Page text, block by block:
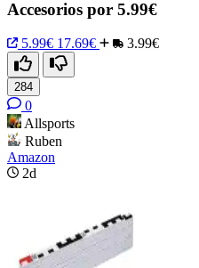
Accesorios por 5.99€
5.99€ 17.69€ 3.99€
284
0
Allsports
Ruben
Amazon
2d